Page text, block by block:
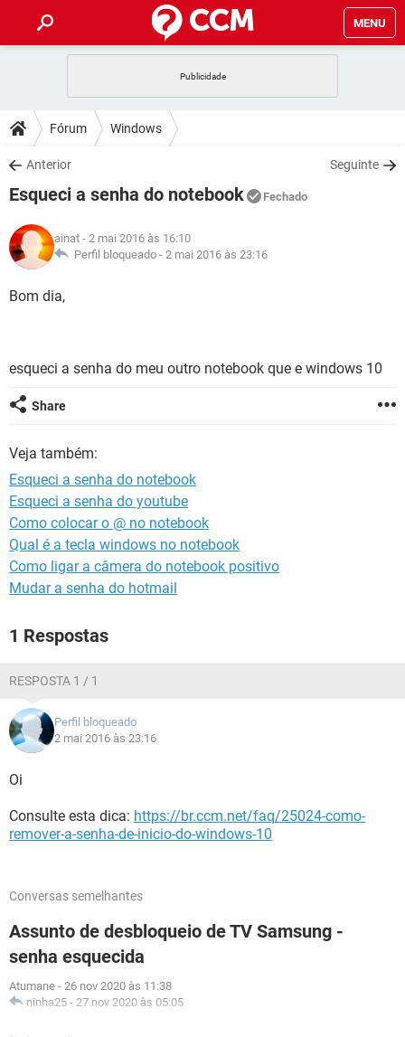
MENU
CELULAR
OUTLOOK
INSTAGRAM GMAIL
GUIA DE COMPRAS
DICAS
JOGOS
INSTAGRAM
GUIA DE COMPRAS
DOWNLOADS
JOGOS WHATSAPP
CELULAR
OUTLOOK EXCEL
INSTAGRAM
FÓRUM
JOGOS
CELULAR
OUTLOOK
GUIA DE COMPRAS
GLOSSÁRIO
JOGOS
INSTAGRAM
GUIA DE COMPRAS
Fórum Windows
Anterior Seguinte
Esqueci a senha do notebook Fechado
ainat - 2 mai 2016 às 16:10
Perfil bloqueado - 2 mai 2016 às 23:16
Bom dia,
esqueci a senha do meu outro notebook que e windows 10
Share
Veja também:
Esqueci a senha do notebook
Esqueci a senha do youtube
Como colocar o @ no notebook
Qual é a tecla windows no notebook
Como ligar a câmera do notebook positivo
Mudar a senha do hotmail
1 Respostas
RESPOSTA 1 / 1
Perfil bloqueado
2 mai 2016 às 23:16
Oi
Consulte esta dica: https://br.ccm.net/faq/25024-como-
remover-a-senha-de-inicio-do-windows-10
Conversas semelhantes
Assunto de desbloqueio de TV Samsung -
senha esquecida
Atumane - 26 nov 2020 às 11:38
ninha25 - 27 nov 2020 às 05:05